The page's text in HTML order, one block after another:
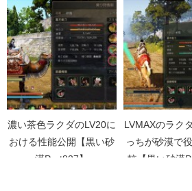
濃い茶色ラクダのLV20に
おける性能公開【黒い砂
漠Part827】
LVMAXのラク
っちが砂漠で
較【黒い砂漠